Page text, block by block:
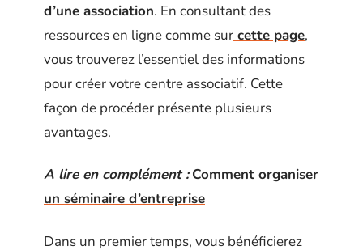
d’une association. En consultant des
ressources en ligne comme sur cette page,
vous trouverez l’essentiel des informations
pour créer votre centre associatif. Cette
façon de procéder présente plusieurs
avantages.
A lire en complément : Comment organiser
un séminaire d’entreprise
Dans un premier temps, vous bénéficierez